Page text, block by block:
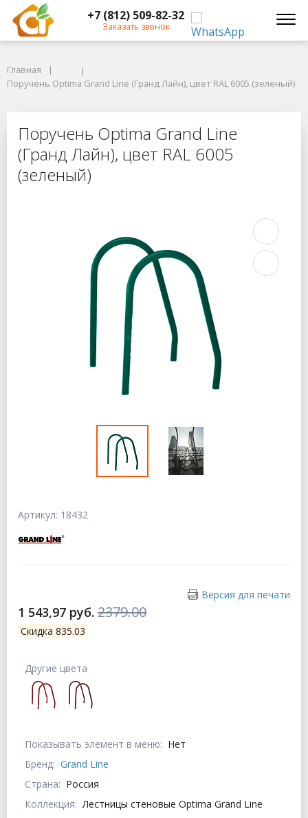
+7 (812) 509-82-32
Заказать звонок
Поручень Optima Grand Line (Гранд Лайн), цвет RAL 6005 (зеленый)
Поручень Optima Grand Line
Главная
Поручень Optima Grand Line (Гранд Лайн), цвет RAL 6005 (зеленый)
Поручень Optima Grand Line
(Гранд Лайн), цвет RAL 6005
(зеленый)
Артикул: 18432
Версия для печати
1 543,97 руб. 2379.00
Скидка 835.03
Показывать элемент в меню: Нет
Бренд: Grand Line
Страна: Россия
Коллекция: Лестницы стеновые Optima Grand Line
Другие цвета